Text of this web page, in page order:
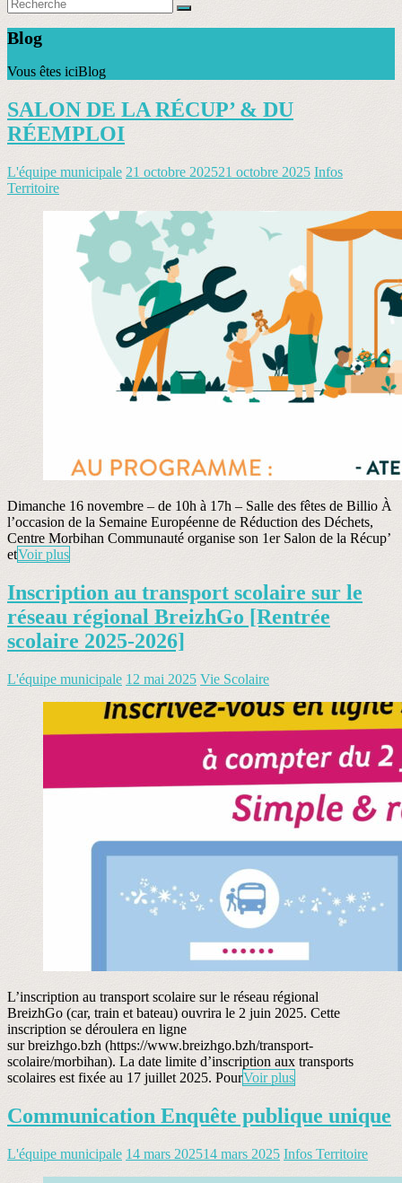
Blog
Vous êtes iciBlog
SALON DE LA RÉCUP’ & DU
RÉEMPLOI
L'équipe municipale 21 octobre 202521 octobre 2025 Infos
Territoire
Dimanche 16 novembre – de 10h à 17h – Salle des fêtes de Billio À
l’occasion de la Semaine Européenne de Réduction des Déchets,
Centre Morbihan Communauté organise son 1er Salon de la Récup’
etVoir plus
Inscription au transport scolaire sur le
réseau régional BreizhGo [Rentrée
scolaire 2025-2026]
L'équipe municipale 12 mai 2025 Vie Scolaire
L’inscription au transport scolaire sur le réseau régional
BreizhGo (car, train et bateau) ouvrira le 2 juin 2025. Cette
inscription se déroulera en ligne
sur breizhgo.bzh (https://www.breizhgo.bzh/transport-
scolaire/morbihan). La date limite d’inscription aux transports
scolaires est fixée au 17 juillet 2025. PourVoir plus
Communication Enquête publique unique
L'équipe municipale 14 mars 202514 mars 2025 Infos Territoire